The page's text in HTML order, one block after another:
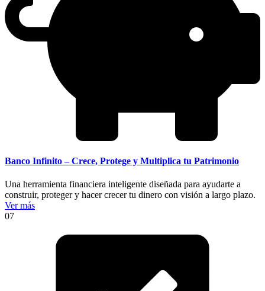
Banco Infinito – Crece, Protege y Multiplica tu Patrimonio
Una herramienta financiera inteligente diseñada para ayudarte a
construir, proteger y hacer crecer tu dinero con visión a largo plazo.
Ver más
07